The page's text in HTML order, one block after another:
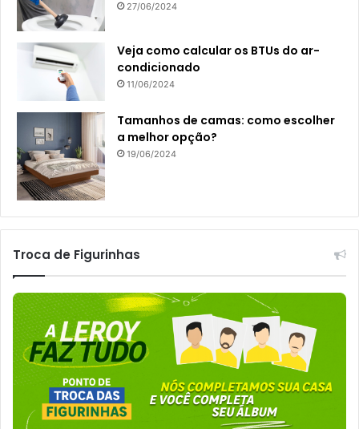
27/06/2024
Veja como calcular os BTUs do ar-
condicionado
11/06/2024
Tamanhos de camas: como escolher
a melhor opção?
19/06/2024
Troca de Figurinhas